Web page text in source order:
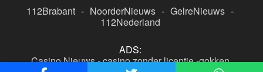
112Brabant - NoorderNieuws - GelreNieuws -
112Nederland
ADS:
Casino Nieuws-casino zonder licentie-gokken